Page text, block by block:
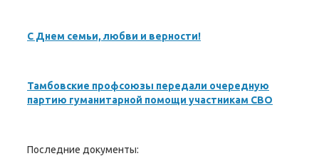
С Днем семьи, любви и верности!
Тамбовские профсоюзы передали очередную
партию гуманитарной помощи участникам СВО
Последние документы: